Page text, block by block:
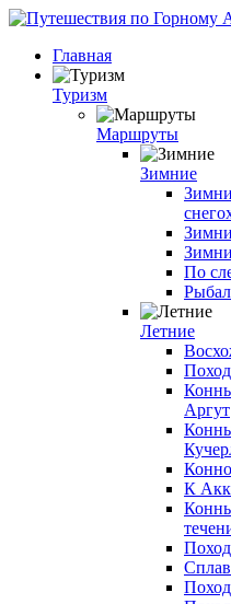
Главная
Туризм
Маршруты
Зимние
По
Летние
Аргут
К